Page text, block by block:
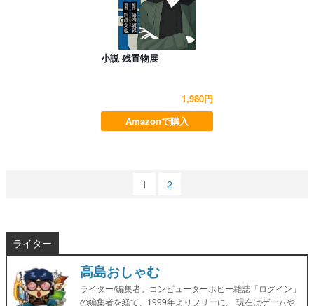
小説 残置物展
1,980円
Amazonで購入
1 2
ライター
高島おしゃむ
ライター/編集者。コンピューターホビー雑誌「ログイン」
の編集者を経て、1999年よりフリーに。 現在はゲームや